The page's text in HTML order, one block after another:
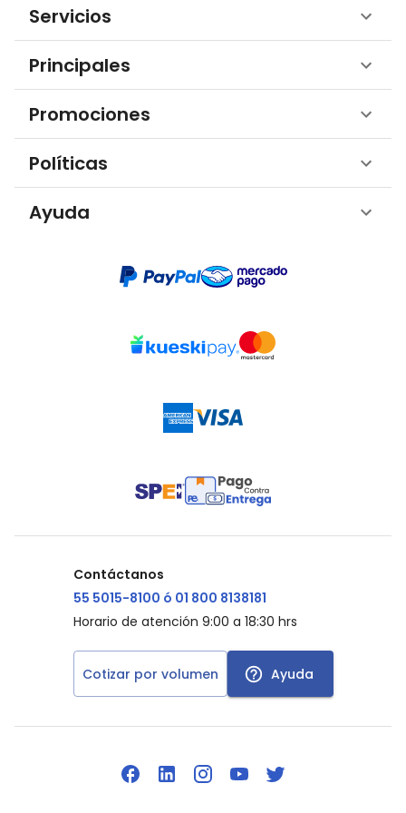
Servicios
Principales
Promociones
Políticas
Ayuda
Contáctanos
55 5015-8100 ó 01 800 8138181
Horario de atención 9:00 a 18:30 hrs
Cotizar por volumen Ayuda